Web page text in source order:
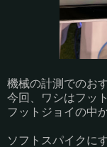
機械の計測でのお
今回、ワシはフッ
フットジョイの中
ソフトスパイクに